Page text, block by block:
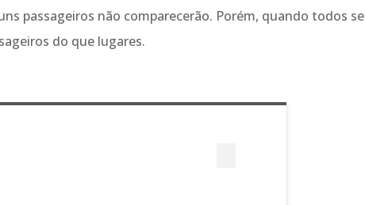
passageiros não comparecerão. Porém, quando todos se
do que lugares.